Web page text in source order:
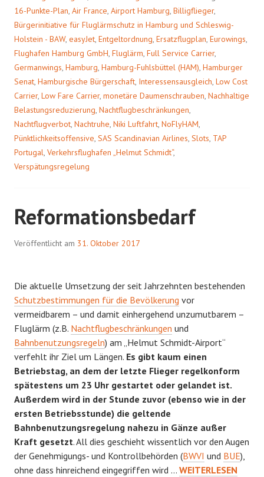
16-Punkte-Plan, Air France, Airport Hamburg, Billigflieger,
Bürgerinitiative für Fluglärmschutz in Hamburg und Schleswig-
Holstein - BAW, easyJet, Entgeltordnung, Ersatzflugplan, Eurowings,
Flughafen Hamburg GmbH, Fluglärm, Full Service Carrier,
Germanwings, Hamburg, Hamburg-Fuhlsbüttel (HAM), Hamburger
Senat, Hamburgische Bürgerschaft, Interessensausgleich, Low Cost
Carrier, Low Fare Carrier, monetäre Daumenschrauben, Nachhaltige
Belastungsreduzierung, Nachtflugbeschränkungen,
Nachtflugverbot, Nachtruhe, Niki Luftfahrt, NoFlyHAM,
Pünktlichkeitsoffensive, SAS Scandinavian Airlines, Slots, TAP
Portugal, Verkehrsflughafen „Helmut Schmidt“,
Verspätungsregelung
Reformationsbedarf
Veröffentlicht am 31. Oktober 2017
Die aktuelle Umsetzung der seit Jahrzehnten bestehenden
Schutzbestimmungen für die Bevölkerung vor
vermeidbarem – und damit einhergehend unzumutbarem –
Fluglärm (z.B. Nachtflugbeschränkungen und
Bahnbenutzungsregeln) am „Helmut Schmidt-Airport“
verfehlt ihr Ziel um Längen. Es gibt kaum einen
Betriebstag, an dem der letzte Flieger regelkonform
spätestens um 23 Uhr gestartet oder gelandet ist.
Außerdem wird in der Stunde zuvor (ebenso wie in der
ersten Betriebsstunde) die geltende
Bahnbenutzungsregelung nahezu in Gänze außer
Kraft gesetzt. All dies geschieht wissentlich vor den Augen
der Genehmigungs- und Kontrollbehörden (BWVI und BUE),
ohne dass hinreichend eingegriffen wird … WEITERLESEN